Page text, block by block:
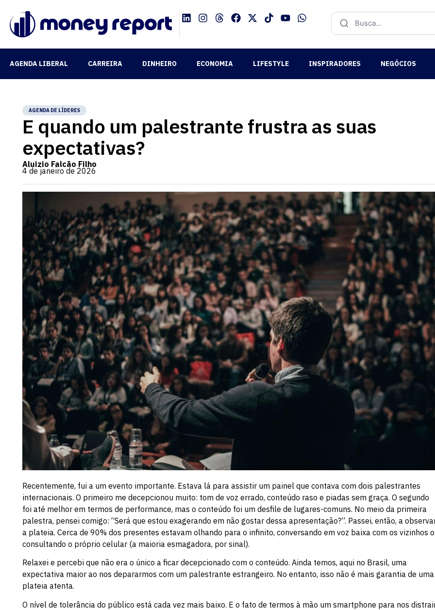
AGENDA LIBERAL CARREIRA DINHEIRO ECONOMIA LIFESTYLE INSPIRADORES NEGÓCIOS
AGENDA DE LÍDERES
E quando um palestrante frustra as suas
expectativas?
Aluizio Falcão Filho
4 de janeiro de 2026
Recentemente, fui a um evento importante. Estava lá para assistir um painel que contava com dois palestrantes
internacionais. O primeiro me decepcionou muito: tom de voz errado, conteúdo raso e piadas sem graça. O segundo
foi até melhor em termos de performance, mas o conteúdo foi um desfile de lugares-comuns. No meio da primeira
palestra, pensei comigo: “Será que estou exagerando em não gostar dessa apresentação?”. Passei, então, a
a plateia. Cerca de 90% dos presentes estavam olhando para o infinito, conversando em voz baixa com os vizinhos
consultando o próprio celular (a maioria esmagadora, por sinal).
Relaxei e percebi que não era o único a ficar decepcionado com o conteúdo. Ainda temos, aqui no Brasil, uma
expectativa maior ao nos depararmos com um palestrante estrangeiro. No entanto, isso não é mais garantia de uma
plateia atenta.
O nível de tolerância do público está cada vez mais baixo. E o fato de termos à mão um smartphone para nos